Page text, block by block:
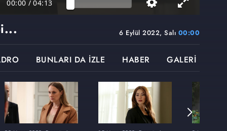
00:00 / 04:13
6 Eylül 2022, Salı 00:00
BUNLARI DA İZLE HABER GALERİ